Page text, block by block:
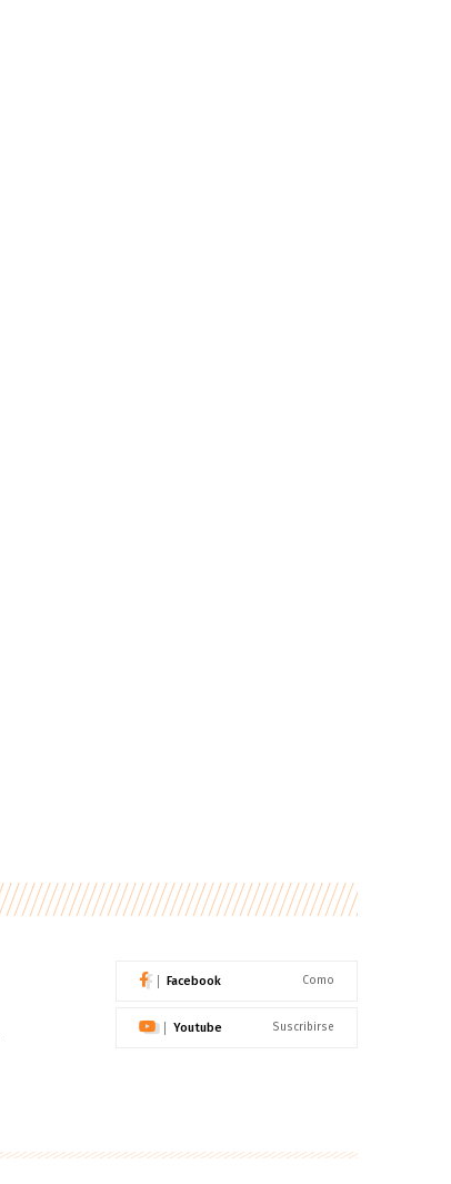
Facebook Como
Youtube Suscribirse